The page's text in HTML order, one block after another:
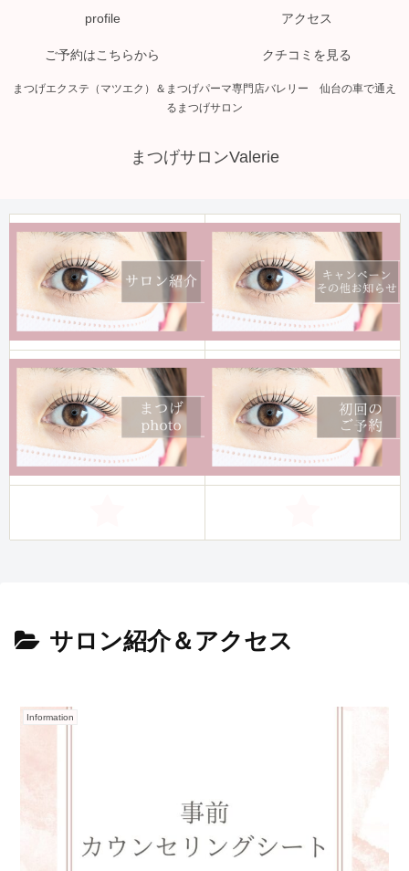
まつげエクステ（マツエク）＆まつげパーマ専門店バレリー 仙台の車で通え
るまつげサロン
まつげサロンValerie
profile アクセス
ご予約はこちらから クチコミを見る
サロン紹介＆アクセス
Information